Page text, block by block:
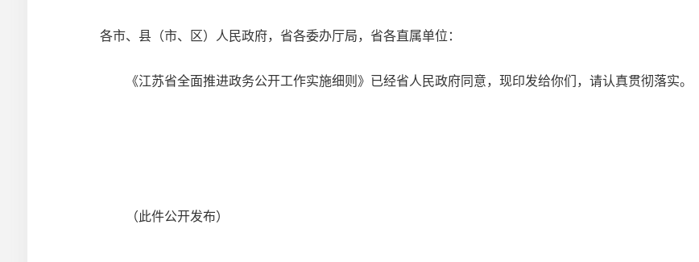
各市、县（市、区）人民政府，省各委办厅局，省各直属单位：
《江苏省全面推进政务公开工作实施细则》已经省人民政府同意，现印发给你们，请认真贯彻落实。
（此件公开发布）